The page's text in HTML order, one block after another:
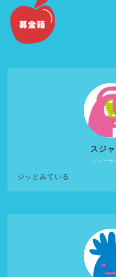
ジャーナ
スジ
ジッとみている